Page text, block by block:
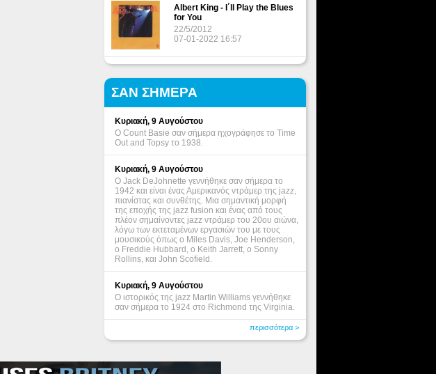
Albert King - I΄ll Play the Blues
for You
22/5/2012
07-01-2022 16:57
ΣΑΝ ΣΗΜΕΡΑ
Κυριακή, 9 Αυγούστου
Ο Count Basie σαν σήμερα ηχογράφησε το Time
Out and Topsy το 1938.
Κυριακή, 9 Αυγούστου
Ο Jack DeJohnette γεννήθηκε σαν σήμερα το
1942 και είναι ένας Αμερικανός ντράμερ της jazz,
πιανίστας και συνθέτης. Μια σημαντική μορφή
της εποχής της jazz fusion και ένας από τους
πλέον σημαίνοντες jazz ντράμερ του 20ου αιώνα,
λόγω των εκτεταμένων εργασιών του με τους
μουσικούς όπως ο Miles Davis, Joe Henderson,
ο Freddie Hubbard, ο Keith Jarrett, o Sonny
Rollins, και John Scofield.
Κυριακή, 9 Αυγούστου
Ο ιστορικός της jazz Martin Williams γεννήθηκε
σαν σήμερα το 1924 στο Richmond της Virginia.
περισσότερα >